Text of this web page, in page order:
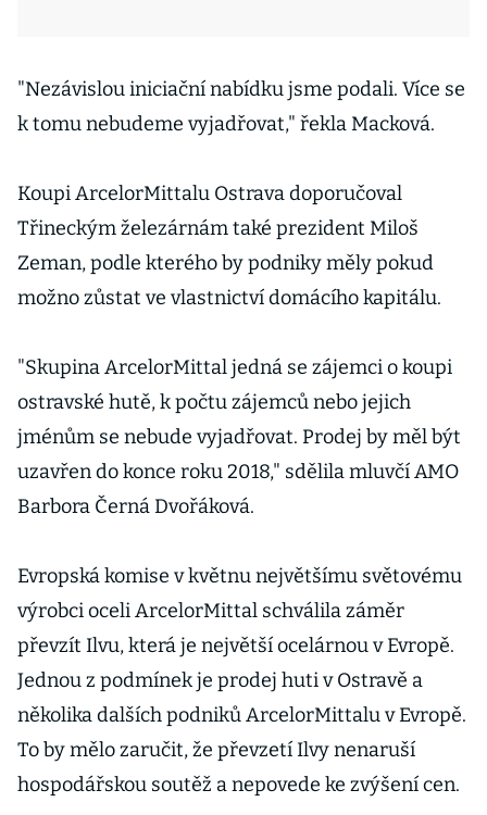
"Nezávislou iniciační nabídku jsme podali. Více se
k tomu nebudeme vyjadřovat," řekla Macková.
Koupi ArcelorMittalu Ostrava doporučoval
Třineckým železárnám také prezident Miloš
Zeman, podle kterého by podniky měly pokud
možno zůstat ve vlastnictví domácího kapitálu.
"Skupina ArcelorMittal jedná se zájemci o koupi
ostravské hutě, k počtu zájemců nebo jejich
jménům se nebude vyjadřovat. Prodej by měl být
uzavřen do konce roku 2018," sdělila mluvčí AMO
Barbora Černá Dvořáková.
Evropská komise v květnu největšímu světovému
výrobci oceli ArcelorMittal schválila záměr
převzít Ilvu, která je největší ocelárnou v Evropě.
Jednou z podmínek je prodej huti v Ostravě a
několika dalších podniků ArcelorMittalu v Evropě.
To by mělo zaručit, že převzetí Ilvy nenaruší
hospodářskou soutěž a nepovede ke zvýšení cen.